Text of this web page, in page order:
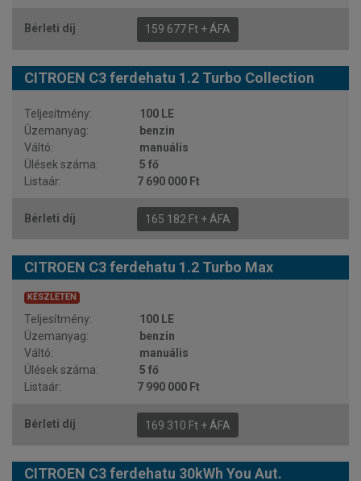
159 677 Ft + ÁFA
CITROEN C3 ferdehatu 1.2 Turbo Collection
100 LE
benzin
manuális
5 fő
7 690 000 Ft
165 182 Ft + ÁFA
CITROEN C3 ferdehatu 1.2 Turbo Max
KÉSZLETEN
100 LE
benzin
manuális
5 fő
7 990 000 Ft
169 310 Ft + ÁFA
CITROEN C3 ferdehatu 30kWh You Aut.